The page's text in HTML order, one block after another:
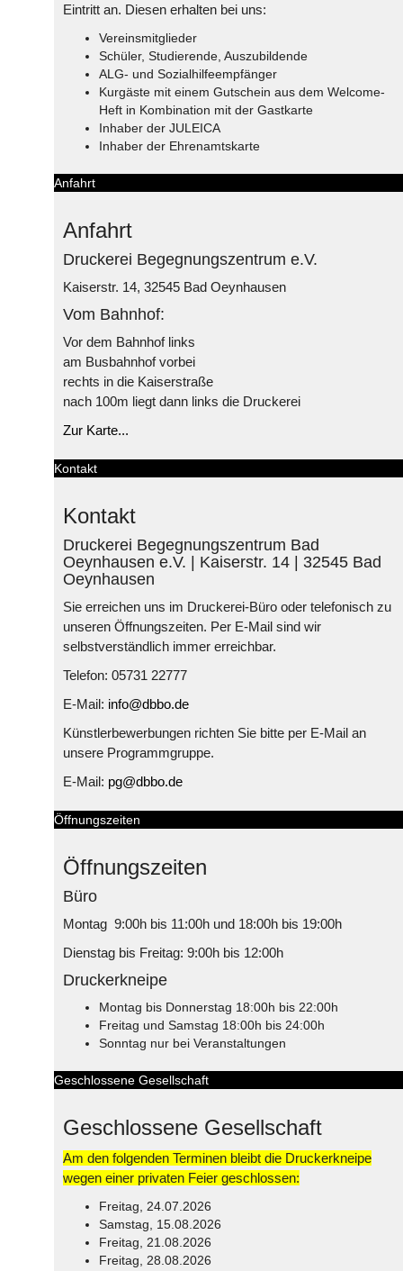
Eintritt an. Diesen erhalten bei uns:
Vereinsmitglieder
Schüler, Studierende, Auszubildende
ALG- und Sozialhilfeempfänger
Kurgäste mit einem Gutschein aus dem Welcome-
Heft in Kombination mit der Gastkarte
Inhaber der JULEICA
Inhaber der Ehrenamtskarte
Anfahrt
Anfahrt
Druckerei Begegnungszentrum e.V.
Kaiserstr. 14, 32545 Bad Oeynhausen
Vom Bahnhof:
Vor dem Bahnhof links
am Busbahnhof vorbei
rechts in die Kaiserstraße
nach 100m liegt dann links die Druckerei
Zur Karte...
Kontakt
Kontakt
Druckerei Begegnungszentrum Bad
Oeynhausen e.V. | Kaiserstr. 14 | 32545 Bad
Oeynhausen
Sie erreichen uns im Druckerei-Büro oder telefonisch zu
unseren Öffnungszeiten. Per E-Mail sind wir
selbstverständlich immer erreichbar.
Telefon: 05731 22777
E-Mail: info@dbbo.de
Künstlerbewerbungen richten Sie bitte per E-Mail an
unsere Programmgruppe.
E-Mail: pg@dbbo.de
Öffnungszeiten
Öffnungszeiten
Büro
Montag 9:00h bis 11:00h und 18:00h bis 19:00h
Dienstag bis Freitag: 9:00h bis 12:00h
Druckerkneipe
Montag bis Donnerstag 18:00h bis 22:00h
Freitag und Samstag 18:00h bis 24:00h
Sonntag nur bei Veranstaltungen
Geschlossene Gesellschaft
Geschlossene Gesellschaft
Am den folgenden Terminen bleibt die Druckerkneipe
wegen einer privaten Feier geschlossen:
Freitag, 24.07.2026
Samstag, 15.08.2026
Freitag, 21.08.2026
Freitag, 28.08.2026